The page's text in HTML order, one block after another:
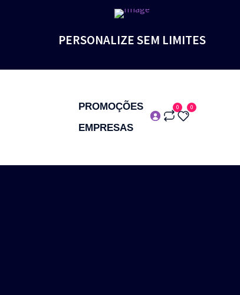
PERSONALIZE SEM LIMITES
PROMOÇÕES
EMPRESAS
0 0